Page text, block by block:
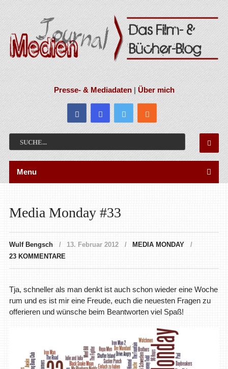
Presse- & Mediadaten|Über mich
Menu
Media Monday #33
Wulf Bengsch 13. Februar 2012
MEDIA MONDAY
23 KOMMENTARE
Tja, schneller als man denkt ist auch schon wieder eine Woche
rum und es ist mir eine Freude, euch die neuesten Fragen zu
offerieren und wünsche beim Beantworten viel Spaß!